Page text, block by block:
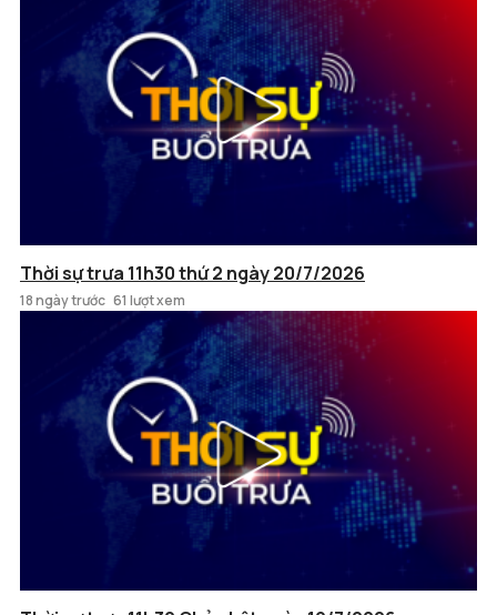
Thời sự trưa 11h30 thứ 2 ngày 20/7/2026
18 ngày trước 61 lượt xem